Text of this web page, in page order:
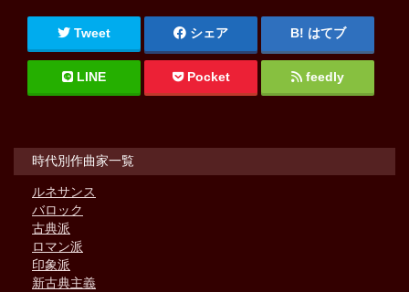
Tweet シェア はてブ
LINE Pocket feedly
時代別作曲家一覧
ルネサンス
バロック
古典派
ロマン派
印象派
新古典主義